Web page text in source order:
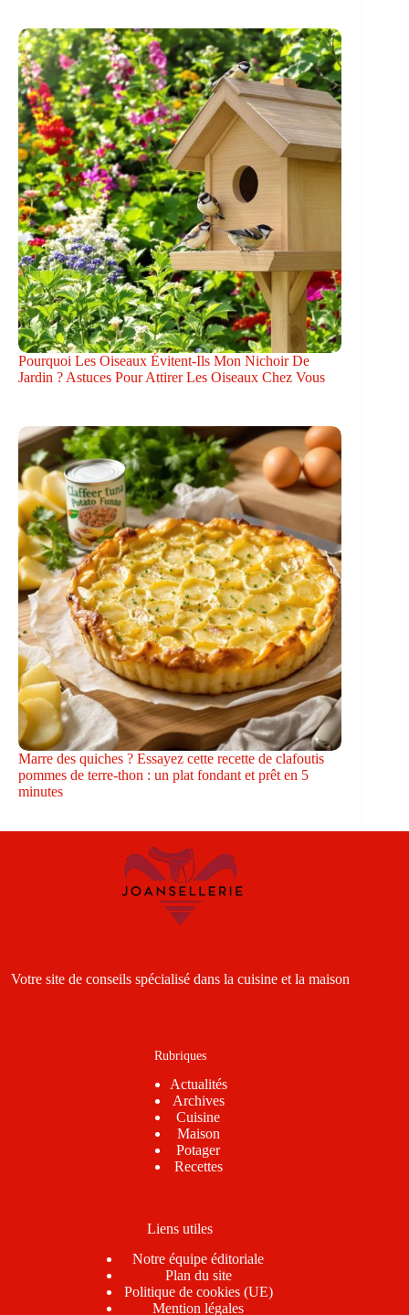
Pourquoi Les Oiseaux Évitent-Ils Mon Nichoir De
Jardin ? Astuces Pour Attirer Les Oiseaux Chez Vous
Marre des quiches ? Essayez cette recette de clafoutis
pommes de terre-thon : un plat fondant et prêt en 5
minutes
Votre site de conseils spécialisé dans la cuisine et la maison
Rubriques
Actualités
Archives
Cuisine
Maison
Potager
Recettes
Liens utiles
Notre équipe éditoriale
Plan du site
Politique de cookies (UE)
Mention légales